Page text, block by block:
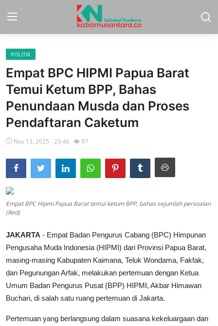
Home
Sport
Nasional
More
Daerah
Politik
Hukum
Opini
Parlementaria
POLITIK
Empat BPC HIPMI Papua Barat
Temui Ketum BPP, Bahas
Penundaan Musda dan Proses
Pendaftaran Caketum
Nov 13, 2025 - 23:46 97
Empat BPC Hipmi Papua Barat temui ketum BPP, bahas sejumlah persoalan
(Red)
JAKARTA - Empat Badan Pengurus Cabang (BPC) Himpunan
Pengusaha Muda Indonesia (HIPMI) dari Provinsi Papua Barat,
masing-masing Kabupaten Kaimana, Teluk Wondama, Fakfak,
dan Pegunungan Arfak, melakukan pertemuan dengan Ketua
Umum Badan Pengurus Pusat (BPP) HIPMI, Akbar Himawan
Buchari, di salah satu ruang pertemuan di Jakarta.
Pertemuan yang berlangsung dalam suasana kekeluargaan dan